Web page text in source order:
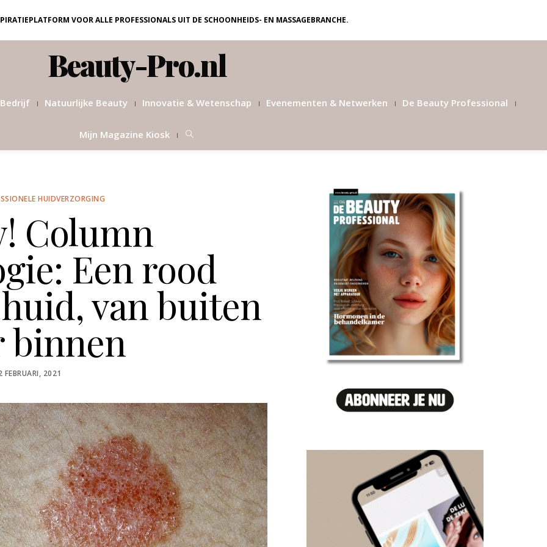
VOOR ALLE PROFESSIONALS UIT DE SCHOONHEIDS- EN MASSAGEBRANCHE.
Beauty-Pro.nl
Natuurlijke Beauty Innovatie & Wetenschap Evenementen & Netwerken De Beauty Professional
Mijn Magazine Kiosk
HUIDVERZORGING
Column
Een rood
van buiten
binnen
FEBRUARI, 2021